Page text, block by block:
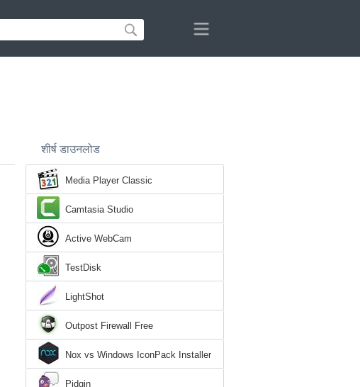
शीर्ष डाउनलोड
Media Player Classic
Camtasia Studio
Active WebCam
TestDisk
LightShot
Outpost Firewall Free
Nox vs Windows IconPack Installer
Pidgin